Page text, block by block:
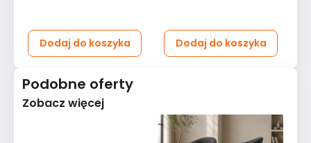
Dodaj do koszyka Dodaj do koszyka
Podobne oferty
Zobacz więcej